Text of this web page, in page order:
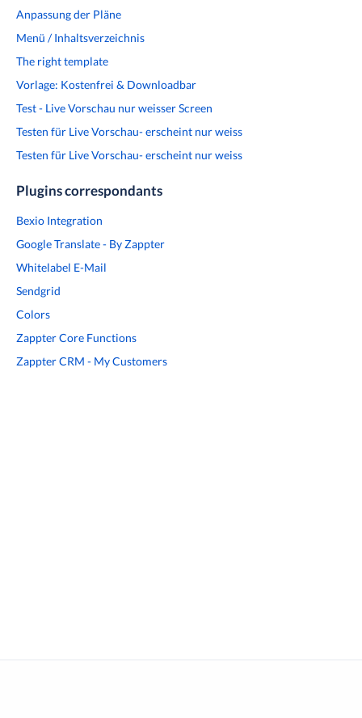
Anpassung der Pläne
Menü / Inhaltsverzeichnis
The right template
Vorlage: Kostenfrei & Downloadbar
Test - Live Vorschau nur weisser Screen
Testen für Live Vorschau- erscheint nur weiss
Testen für Live Vorschau- erscheint nur weiss
Plugins correspondants
Bexio Integration
Google Translate - By Zappter
Whitelabel E-Mail
Sendgrid
Colors
Zappter Core Functions
Zappter CRM - My Customers